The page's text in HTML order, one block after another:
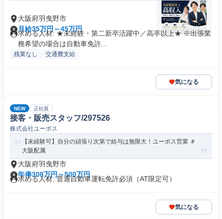
大阪府羽曳野市
月給35万円～45万円
求める人材: ★未経験・第二新卒活躍中／高卒以上★ ※出張業
務希望の場合は自動車免許...
残業なし 交通費支給
気になる
NEW 正社員
接客・販売スタッフ/297526
株式会社ユーポス
【未経験可】自分の頑張り次第で給与は無限大！ユーポス営業 ＃
大阪配属
大阪府羽曳野市
年俸308万円～500万円
求める人材: 普通自動車運転免許必須（AT限定可）
気になる